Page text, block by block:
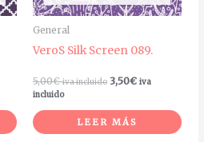
General
VeroS Silk Screen 089.
5,00€ iva incluido 3,50€ iva
incluido
LEER MÁS